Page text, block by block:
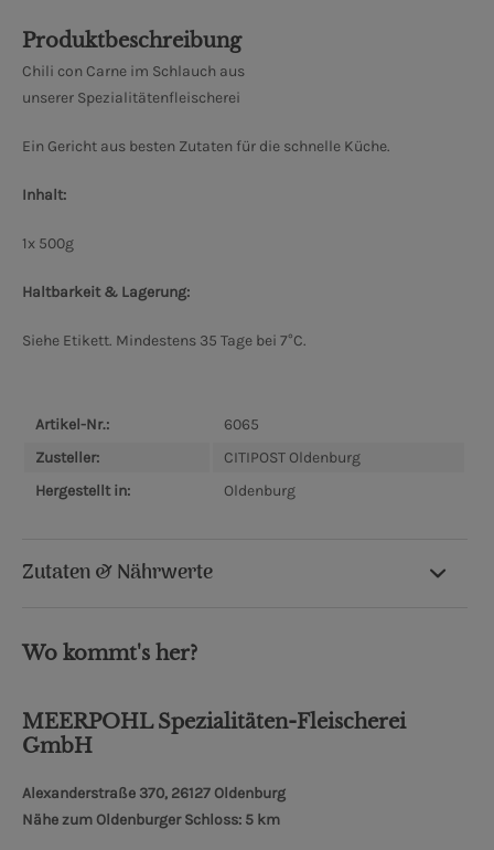
Produktbeschreibung
Chili con Carne im Schlauch aus
unserer Spezialitätenfleischerei
Ein Gericht aus besten Zutaten für die schnelle Küche.
Inhalt:
1x 500g
Haltbarkeit & Lagerung:
Siehe Etikett. Mindestens 35 Tage bei 7°C.
Artikel-Nr.:
6065
Zusteller:
CITIPOST Oldenburg
Hergestellt in:
Oldenburg
Zutaten & Nährwerte
Wo kommt's her?
MEERPOHL Spezialitäten-Fleischerei
GmbH
Alexanderstraße 370, 26127 Oldenburg
Nähe zum Oldenburger Schloss: 5 km